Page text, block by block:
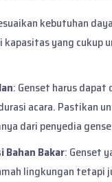
kebutuhan
yang cukup
: Genset harus
acara. Pastikan
dari penyedia
Bahan Bakar: Genset
lingkungan tetapi